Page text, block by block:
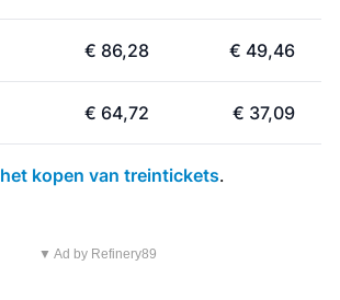
€ 86,28 € 49,46
€ 64,72 € 37,09
het kopen van treintickets.
▼ Ad by Refinery89